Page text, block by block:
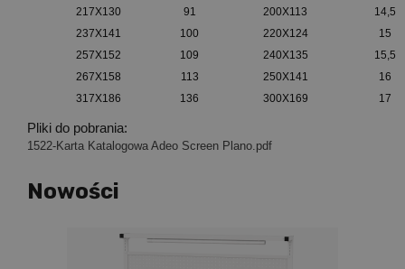
217X130
91 200X113
14,5
237X141
100 220X124
15
257X152
109 240X135
15,5
267X158
113 250X141
16
317X186
136 300X169 17
Pliki do pobrania:
1522-Karta Katalogowa Adeo Screen Plano.pdf
Nowości